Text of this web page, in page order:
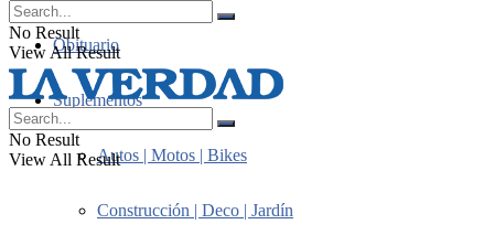
Obituario
Suplementos
Autos | Motos | Bikes
Construcción | Deco | Jardín
No Result
View All Result
No Result
View All Result